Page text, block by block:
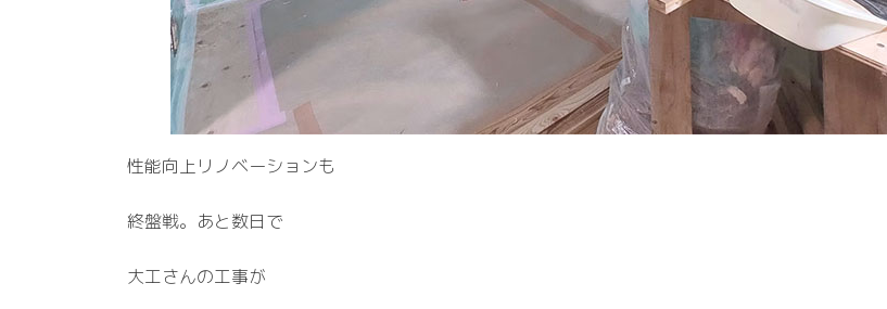
性能向上リノベーションも
終盤戦。あと数日で
大工さんの工事が